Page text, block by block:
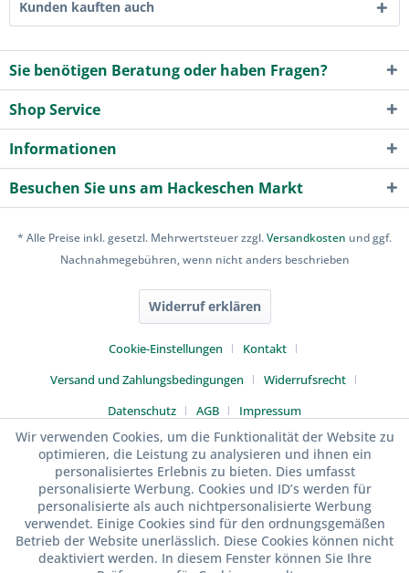
Kunden kauften auch
Sie benötigen Beratung oder haben Fragen?
Shop Service
Informationen
Besuchen Sie uns am Hackeschen Markt
* Alle Preise inkl. gesetzl. Mehrwertsteuer zzgl.Versandkosten und ggf.
Nachnahmegebühren, wenn nicht anders beschrieben
Widerruf erklären
Cookie-Einstellungen
Kontakt
Versand und Zahlungsbedingungen
Widerrufsrecht
Datenschutz
AGB Impressum
Wir verwenden Cookies, um die Funktionalität der Website zu
optimieren, die Leistung zu analysieren und ihnen ein
personalisiertes Erlebnis zu bieten. Dies umfasst
personalisierte Werbung. Cookies und ID’s werden für
personalisierte als auch nichtpersonalisierte Werbung
verwendet. Einige Cookies sind für den ordnungsgemäßen
Betrieb der Website unerlässlich. Diese Cookies können nicht
deaktiviert werden. In diesem Fenster können Sie Ihre